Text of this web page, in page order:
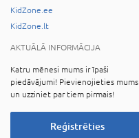
KidZone.ee
KidZone.lt
AKTUĀLĀ INFORMĀCIJA
Katru mēnesi mums ir īpaši
piedāvājumi! Pievienojieties mums
un uzziniet par tiem pirmais!
Reģistrēties